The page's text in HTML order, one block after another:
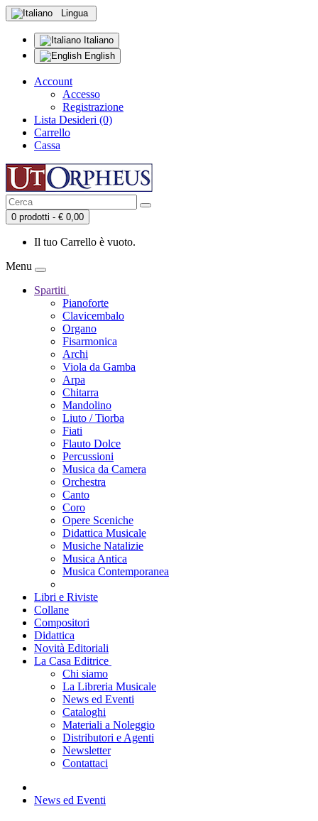
Lingua
Italiano
English
Account
Accesso
Registrazione
Lista Desideri (0)
Carrello
Cassa
0 prodotti - € 0,00
Il tuo Carrello è vuoto.
Menu
Spartiti
Pianoforte
Clavicembalo
Organo
Fisarmonica
Archi
Viola da Gamba
Arpa
Chitarra
Mandolino
Liuto / Tiorba
Fiati
Flauto Dolce
Percussioni
Musica da Camera
Orchestra
Canto
Coro
Opere Sceniche
Didattica Musicale
Musiche Natalizie
Musica Antica
Musica Contemporanea
Libri e Riviste
Collane
Compositori
Didattica
Novità Editoriali
La Casa Editrice
Chi siamo
La Libreria Musicale
News ed Eventi
Cataloghi
Materiali a Noleggio
Distributori e Agenti
Newsletter
Contattaci
News ed Eventi